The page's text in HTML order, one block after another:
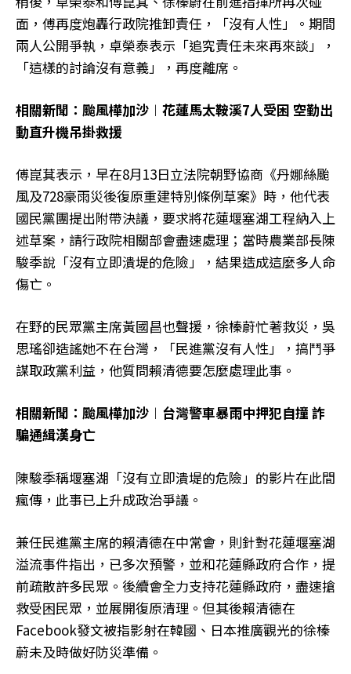
面，傅再度炮轟行政院推卸責任，「沒有人性」。期間
兩人公開爭執，卓榮泰表示「追究責任未來再來談」，
「這樣的討論沒有意義」，再度離席。
相關新聞：颱風樺加沙︱花蓮馬太鞍溪7人受困 空勤出
動直升機吊掛救援
傅崑萁表示，早在8月13日立法院朝野協商《丹娜絲颱
風及728豪雨災後復原重建特別條例草案》時，他代表
國民黨團提出附帶決議，要求將花蓮堰塞湖工程納入上
述草案，請行政院相關部會盡速處理；當時農業部長陳
駿季說「沒有立即潰堤的危險」，結果造成這麼多人命
傷亡。
在野的民眾黨主席黃國昌也聲援，徐榛蔚忙著救災，吳
思瑤卻造謠她不在台灣，「民進黨沒有人性」，搞鬥爭
謀取政黨利益，他質問賴清德要怎麼處理此事。
相關新聞：颱風樺加沙︱台灣警車暴雨中押犯自撞 詐
騙通緝漢身亡
陳駿季稱堰塞湖「沒有立即潰堤的危險」的影片在此間
瘋傳，此事已上升成政治爭議。
兼任民進黨主席的賴清德在中常會，則針對花蓮堰塞湖
溢流事件指出，已多次預警，並和花蓮縣政府合作，提
前疏散許多民眾。後續會全力支持花蓮縣政府，盡速搶
救受困民眾，並展開復原清理。但其後賴清德在
Facebook發文被指影射在韓國、日本推廣觀光的徐榛
蔚未及時做好防災準備。